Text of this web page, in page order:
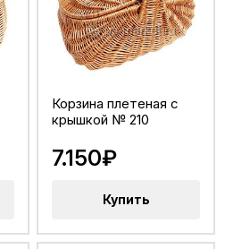
Корзина плетеная с
крышкой № 210
7.150₽
Купить